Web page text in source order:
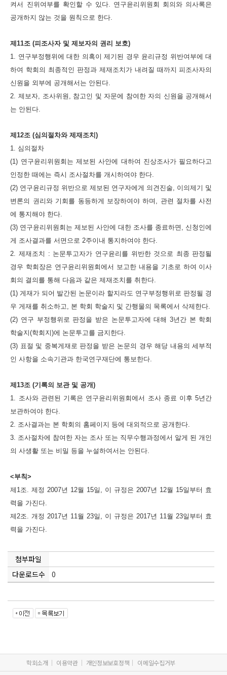
켜서 진위여부를 확인할 수 있다. 연구윤리위원회 회의와 의사록은
공개하지 않는 것을 원칙으로 한다.
제11조 (피조사자 및 제보자의 권리 보호)
1. 연구부정행위에 대한 의혹이 제기된 경우 윤리규정 위반여부에 대
하여 학회의 최종적인 판정과 제재조치가 내려질 때까지 피조사자의
신원을 외부에 공개해서는 안된다.
2. 제보자, 조사위원, 참고인 및 자문에 참여한 자의 신원을 공개해서
는 안된다.
제12조 (심의절차와 제재조치)
1. 심의절차
(1) 연구윤리위원회는 제보된 사안에 대하여 진상조사가 필요하다고
인정한 때에는 즉시 조사절차를 개시하여야 한다.
(2) 연구윤리규정 위반으로 제보된 연구자에게 의견진술, 이의제기 및
변론의 권리와 기회를 동등하게 보장하여야 하며, 관련 절차를 사전
에 통지해야 한다.
(3) 연구윤리위원회는 제보된 사안에 대한 조사를 종료하면, 신청인에
게 조사결과를 서면으로 2주이내 통지하여야 한다.
2. 제재조치 : 논문투고자가 연구윤리를 위반한 것으로 최종 판정될
경우 학회장은 연구윤리위원회에서 보고한 내용을 기초로 하여 이사
회의 결의를 통해 다음과 같은 제재조치를 취한다.
(1) 게재가 되어 발간된 논문이라 할지라도 연구부정행위로 판정될 경
우 게재를 취소하고, 본 학회 학술지 및 간행물의 목록에서 삭제한다.
(2) 연구 부정행위로 판정을 받은 논문투고자에 대해 3년간 본 학회
학술지(학회지)에 논문투고를 금지한다.
(3) 표절 및 중복게재로 판정을 받은 논문의 경우 해당 내용의 세부적
인 사항을 소속기관과 한국연구재단에 통보한다.
제13조 (기록의 보관 및 공개)
1. 조사와 관련된 기록은 연구윤리위원회에서 조사 종료 이후 5년간
보관하여야 한다.
2. 조사결과는 본 학회의 홈페이지 등에 대외적으로 공개한다.
3. 조사절차에 참여한 자는 조사 또는 직무수행과정에서 알게 된 개인
의 사생활 또는 비밀 등을 누설하여서는 안된다.
<부칙>
제1조. 제정 2007년 12월 15일, 이 규정은 2007년 12월 15일부터 효
력을 가진다.
제2조. 개정 2017년 11월 23일, 이 규정은 2017년 11월 23일부터 효
력을 가진다.
첨부파일
다운로드수
0
학회소개 이용약관 개인정보보호정책 이메일수집거부